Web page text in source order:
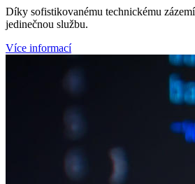
Díky sofistikovanému technickému
jedinečnou službu.
Více informací